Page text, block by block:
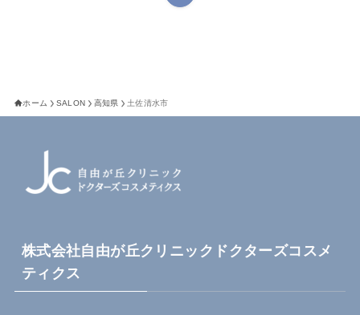
ホーム SALON 高知県 土佐清水市
株式会社自由が丘クリニックドクターズコスメ
ティクス